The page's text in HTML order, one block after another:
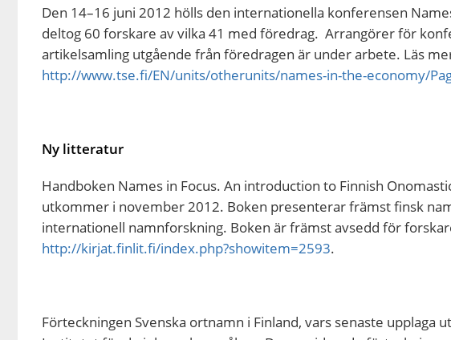
Den 14–16 juni 2012 hölls den internationella konferensen
deltog 60 forskare av vilka 41 med föredrag. Arrangörer för
artikelsamling utgående från föredragen är under arbete. Läs
http://www.tse.fi/EN/units/otherunits/names-in-the-economy/
Ny litteratur
Handboken Names in Focus. An introduction to Finnish
utkommer i november 2012. Boken presenterar främst finsk
internationell namnforskning. Boken är främst avsedd för
http://kirjat.finlit.fi/index.php?showitem=2593.
Förteckningen Svenska ortnamn i Finland, vars senaste upplaga